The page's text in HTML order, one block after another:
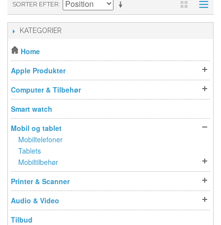
SORTER EFTER
KATEGORIER
Home
Apple Produkter
Computer & Tilbehør
Smart watch
Mobil og tablet
Mobiltelefoner
Tablets
Mobiltilbehør
Printer & Scanner
Audio & Video
Tilbud